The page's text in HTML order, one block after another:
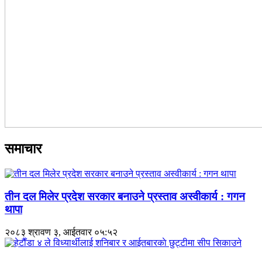
समाचार
तीन दल मिलेर प्रदेश सरकार बनाउने प्रस्ताव अस्वीकार्य : गगन
थापा
२०८३ श्रावण ३, आईतवार ०५:५२